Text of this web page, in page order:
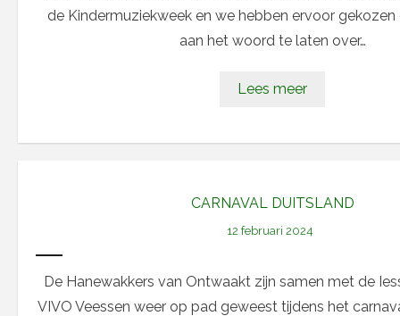
de Kindermuziekweek en we hebben ervoor
aan het woord te laten over…
Lees meer
CARNAVAL DUITSLAND
12 februari 2024
De Hanewakkers van Ontwaakt zijn samen met de
VIVO Veessen weer op pad geweest tijdens het